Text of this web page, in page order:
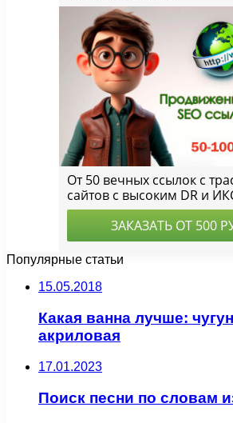
Популярные статьи
15.05.2018
Какая ванна лучше:
акриловая
17.01.2023
Поиск песни по словам